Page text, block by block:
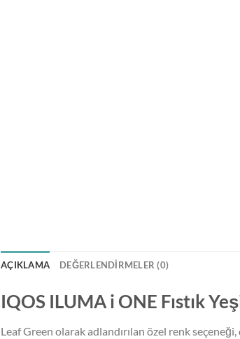
AÇIKLAMA DEĞERLENDIRMELER (0)
IQOS ILUMA i ONE Fıstık
Leaf Green olarak adlandırılan özel renk